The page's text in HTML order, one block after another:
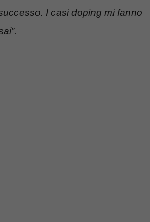
I casi doping mi fanno